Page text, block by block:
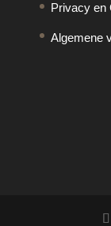
Privacy en
Algemene